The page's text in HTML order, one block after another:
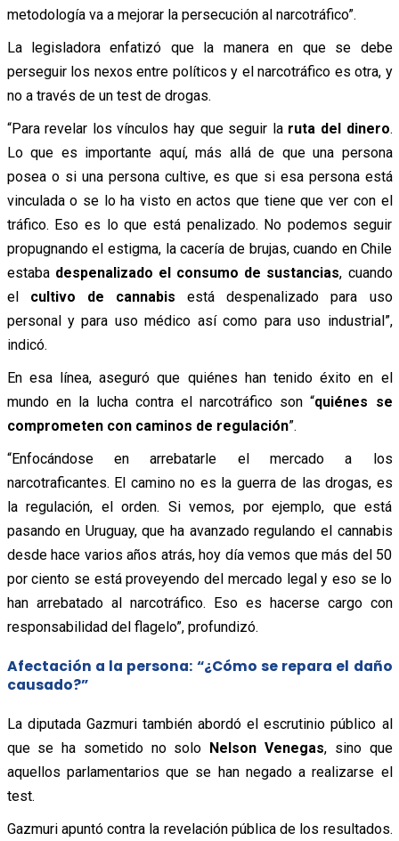
metodología va a mejorar la persecución al narcotráfico”.
La legisladora enfatizó que la manera en que se debe
perseguir los nexos entre políticos y el narcotráfico es otra, y
no a través de un test de drogas.
“Para revelar los vínculos hay que seguir laruta del dinero.
Lo que es importante aquí, más allá de que una persona
posea o si una persona cultive, es que si esa persona está
vinculada o se lo ha visto en actos que tiene que ver con el
tráfico. Eso es lo que está penalizado. No podemos seguir
propugnando el estigma, la cacería de brujas, cuando en Chile
estaba despenalizado el consumo de sustancias, cuando
elcultivo de cannabis está despenalizado para uso
personal y para uso médico así como para uso industrial”,
indicó.
En esa línea, aseguró que quiénes han tenido éxito en el
mundo en la lucha contra el narcotráfico son “quiénes se
comprometen con caminos de regulación”.
“Enfocándose en arrebatarle el mercado a los
narcotraficantes. El camino no es la guerra de las drogas, es
la regulación, el orden. Si vemos, por ejemplo, que está
pasando en Uruguay, que ha avanzado regulando el cannabis
desde hace varios años atrás, hoy día vemos que más del 50
por ciento se está proveyendo del mercado legal y eso se lo
han arrebatado al narcotráfico. Eso es hacerse cargo con
responsabilidad del flagelo”, profundizó.
Afectación a la persona: “¿Cómo se repara el daño
causado?”
La diputada Gazmuri también abordó el escrutinio público al
que se ha sometido no solo Nelson Venegas, sino que
aquellos parlamentarios que se han negado a realizarse el
test.
Gazmuri apuntó contra la revelación pública de los resultados.